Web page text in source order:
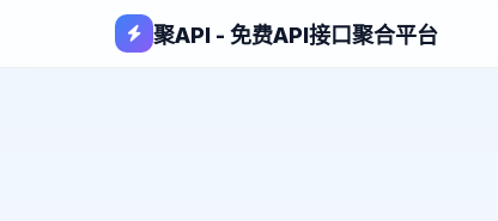
聚API - 免费API接口聚合平台